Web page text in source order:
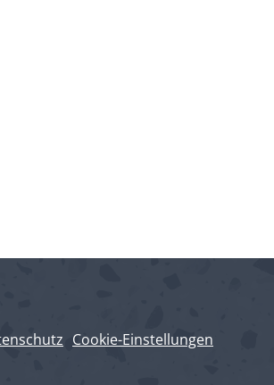
Cookie-Einstellungen